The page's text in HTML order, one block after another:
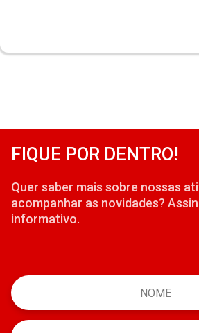
FIQUE POR DENTRO!
Quer saber mais sobre nossas
acompanhar as novidades?
informativo.